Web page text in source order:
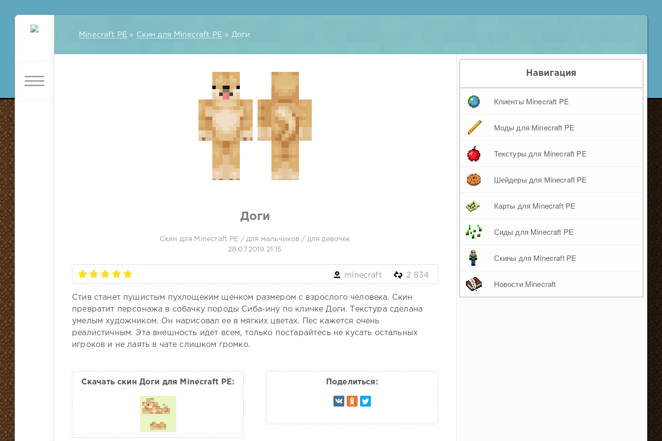
Minecraft PE » Скин для Minecraft PE » Доги
Доги
Скин для Minecraft PE / для мальчиков / для девочек
28.07.2019 21:15
minecraft 2 834
Стив станет пушистым пухлощеким щенком размером с взрослого человека. Скин
превратит персонажа в собачку породы Сиба-ину по кличке Доги. Текстура сделана
умелым художником. Он нарисовал ее в мягких цветах. Пес кажется очень
реалистичным. Эта внешность идет всем, только постарайтесь не кусать остальных
игроков и не лаять в чате слишком громко.
Скачать скин Доги для Minecraft PE: Поделиться:
Навигация
Клиенты Minecraft PE
Моды для Minecraft PE
Текстуры для Minecraft PE
Шейдеры для Minecraft PE
Карты для Minecraft PE
Сиды для Minecraft PE
Скины для Minecraft PE
Новости Minecraft